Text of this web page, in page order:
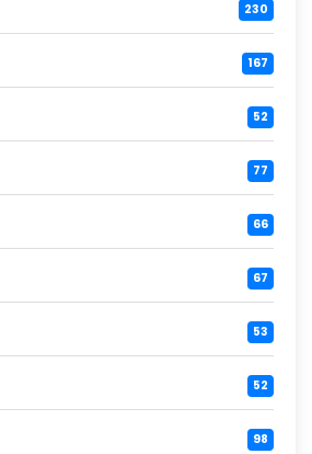
230
167
52
77
66
67
53
52
98